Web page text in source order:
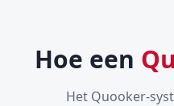
Hoe een
Het Quooker-